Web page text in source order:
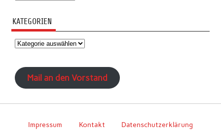
KATEGORIEN
Kategorien
Mail an den Vorstand
Impressum Kontakt Datenschutzerklärung